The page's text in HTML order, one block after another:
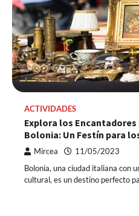
ACTIVIDADES
Explora los
Bolonia: Un Festín para
Mircea 11/05/2023
Bolonia, una ciudad italiana con
cultural, es un destino perfecto